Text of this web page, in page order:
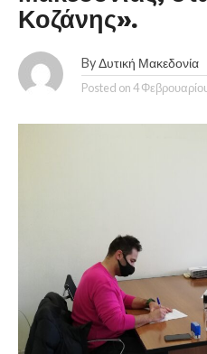
Κοζάνης».
By Δυτική Μακεδονία
Posted on4